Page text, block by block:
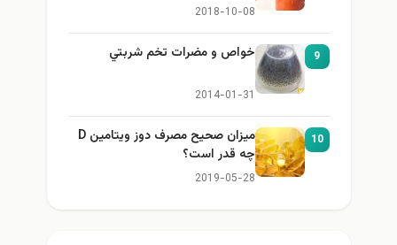
2018-10-08
9 خواص و مضرات تخم شربتي
2014-01-31
10
میزان صحیح مصرف دوز ویتامین D
چه قدر است؟
2019-05-28